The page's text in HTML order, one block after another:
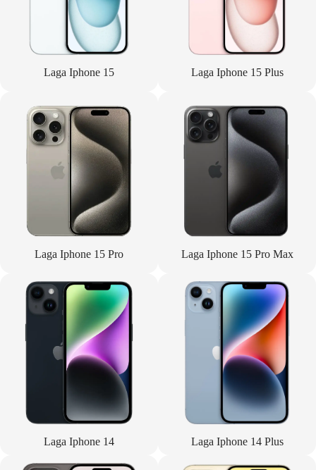
Laga Iphone 15 Laga Iphone 15 Plus
Laga Iphone 15 Pro Laga Iphone 15 Pro Max
Laga Iphone 14 Laga Iphone 14 Plus